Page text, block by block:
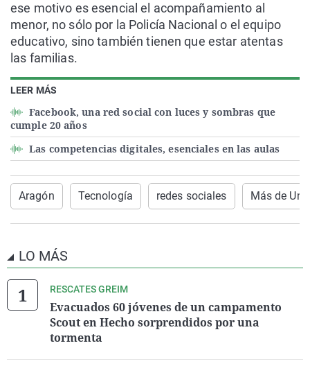
LEER MÁS
Facebook, una red social con luces y sombras que
cumple 20 años
Las competencias digitales, esenciales en las aulas
ese motivo es esencial el acompañamiento al
menor, no sólo por la Policía Nacional o el equipo
educativo, sino también tienen que estar atentas
las familias.
Aragón Tecnología redes sociales Más de
LO MÁS
RESCATES GREIM
Evacuados 60 jóvenes de un campamento
Scout en Hecho sorprendidos por una
tormenta